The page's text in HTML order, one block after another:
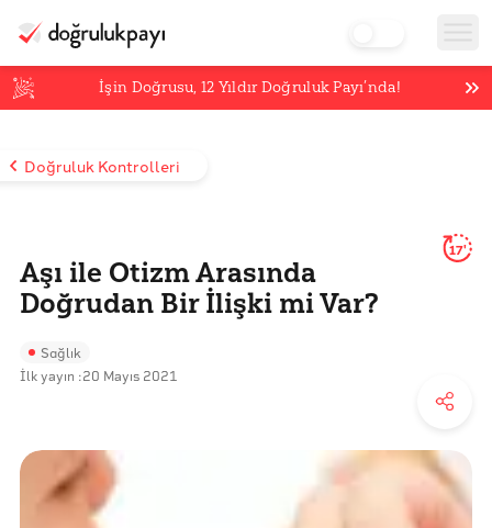
İşin Doğrusu,12 Yıldır Doğruluk Payı’nda!
Doğruluk Kontrolleri
Aşı ile Otizm Arasında
Doğrudan Bir İlişki mi Var?
17'
Sağlık
İlk yayın :20 Mayıs 2021